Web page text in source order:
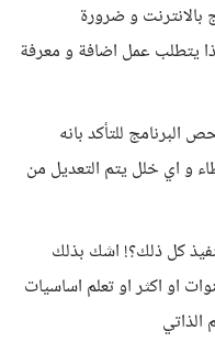
بالانترنت و ضرورة
يتطلب عمل اضافة و معرفة
البرنامج للتأكد بانه
و اي خلل يتم التعديل من
كل ذلك؟! اشك بذلك
او اكثر او تعلم اساسيات